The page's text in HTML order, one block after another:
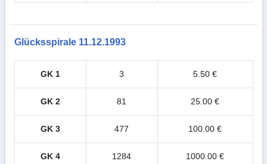
Glücksspirale 11.12.1993
GK 1 3 5.50 €
GK 2 81 25.00 €
GK 3 477 100.00 €
GK 4 1284 1000.00 €